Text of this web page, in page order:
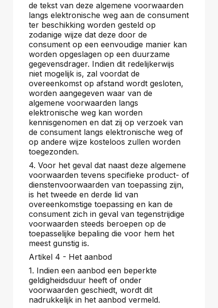
de tekst van deze algemene voorwaarden
langs elektronische weg aan de consument
ter beschikking worden gesteld op
zodanige wijze dat deze door de
consument op een eenvoudige manier kan
worden opgeslagen op een duurzame
gegevensdrager. Indien dit redelijkerwijs
niet mogelijk is, zal voordat de
overeenkomst op afstand wordt gesloten,
worden aangegeven waar van de
algemene voorwaarden langs
elektronische weg kan worden
kennisgenomen en dat zij op verzoek van
de consument langs elektronische weg of
op andere wijze kosteloos zullen worden
toegezonden.
4. Voor het geval dat naast deze algemene
voorwaarden tevens specifieke product- of
dienstenvoorwaarden van toepassing zijn,
is het tweede en derde lid van
overeenkomstige toepassing en kan de
consument zich in geval van tegenstrijdige
voorwaarden steeds beroepen op de
toepasselijke bepaling die voor hem het
meest gunstig is.
Artikel 4 - Het aanbod
1. Indien een aanbod een beperkte
geldigheidsduur heeft of onder
voorwaarden geschiedt, wordt dit
nadrukkelijk in het aanbod vermeld.